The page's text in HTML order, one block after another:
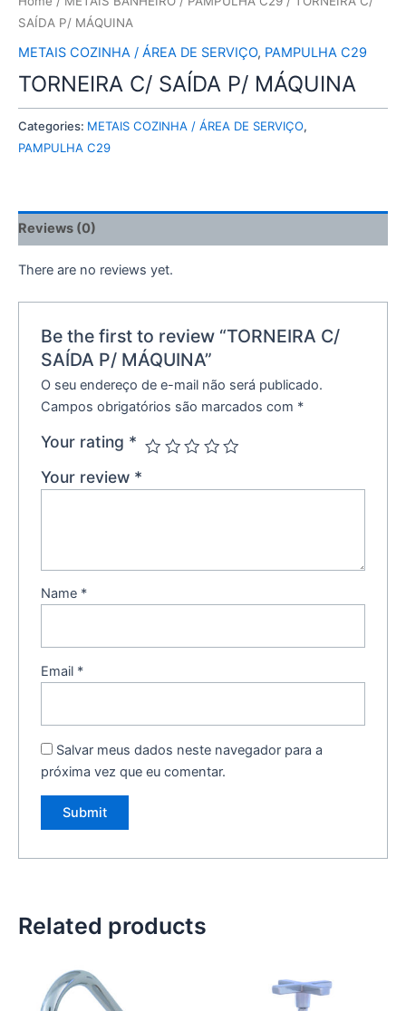
SAÍDA P/ MÁQUINA
METAIS COZINHA / ÁREA DE SERVIÇO, PAMPULHA C29
TORNEIRA C/ SAÍDA P/ MÁQUINA
Categories: METAIS COZINHA / ÁREA DE SERVIÇO,
PAMPULHA C29
Reviews (0)
There are no reviews yet.
Be the first to review “TORNEIRA C/
SAÍDA P/ MÁQUINA”
O seu endereço de e-mail não será publicado.
Campos obrigatórios são marcados com *
Your rating *
Your review *
Name *
Email *
Salvar meus dados neste navegador para a
próxima vez que eu comentar.
Related products